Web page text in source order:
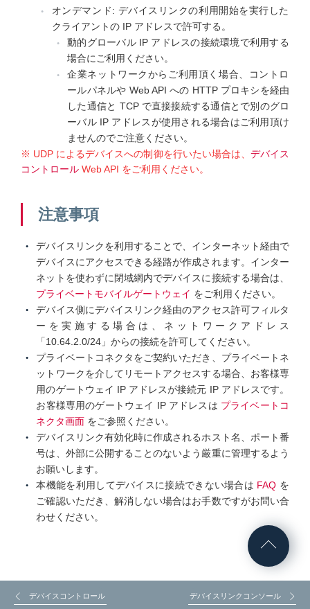
オンデマンド: デバイスリンクの利用開始を実行した
クライアントの IP アドレスで許可する。
動的グローバル IP アドレスの接続環境で利用する
場合にご利用ください。
企業ネットワークからご利用頂く場合、コントロ
ールパネルや Web API への HTTP プロキシを経由
した通信と TCP で直接接続する通信とで別のグロ
ーバル IP アドレスが使用される場合はご利用頂け
ませんのでご注意ください。
※ UDP によるデバイスへの制御を行いたい場合は、 デバイス
コントロール Web API をご利用ください。
注意事項
デバイスリンクを利用することで、インターネット経由で
デバイスにアクセスできる経路が作成されます。インター
ネットを使わずに閉域網内でデバイスに接続する場合は、
プライベートモバイルゲートウェイ をご利用ください。
デバイス側にデバイスリンク経由のアクセス許可フィルタ
ーを実施する場合は、ネットワークアドレス
「10.64.2.0/24」からの接続を許可してください。
プライベートコネクタをご契約いただき、プライベートネ
ットワークを介してリモートアクセスする場合、お客様専
用のゲートウェイ IP アドレスが接続元 IP アドレスです。
お客様専用のゲートウェイ IP アドレスは プライベートコ
ネクタ画面 をご参照ください。
デバイスリンク有効化時に作成されるホスト名、ポート番
号は、外部に公開することのないよう厳重に管理するよう
お願いします。
本機能を利用してデバイスに接続できない場合は FAQ を
ご確認いただき、解消しない場合はお手数ですがお問い合
わせください。
デバイスコントロール デバイスリンクコンソール